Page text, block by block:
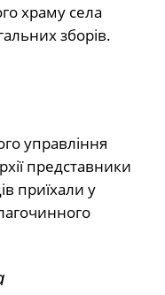
храму села
зборів.
управління
представники
приїхали у